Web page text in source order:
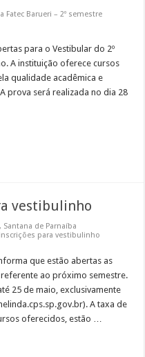
Barueri – 2º semestre
para o Vestibular do 2º
A instituição oferece cursos
qualidade acadêmica e
prova será realizada no dia 28
vestibulinho
, Santana de Parnaíba
para vestibulinho
que estão abertas as
ao próximo semestre.
25 de maio, exclusivamente
A taxa de
oferecidos, estão …